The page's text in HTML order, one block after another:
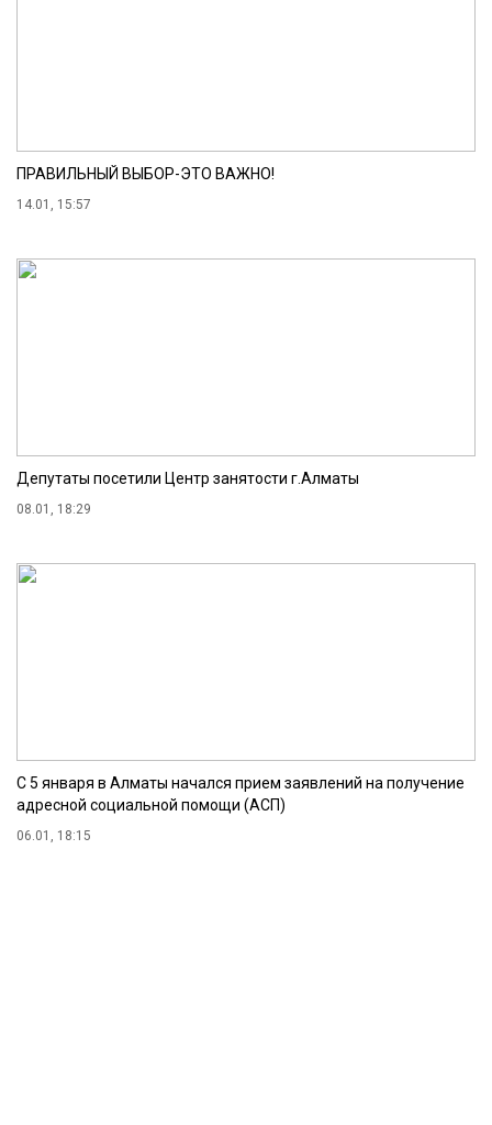
ПРАВИЛЬНЫЙ ВЫБОР-ЭТО ВАЖНО!
14.01, 15:57
Депутаты посетили Центр занятости г.Алматы
08.01, 18:29
С 5 января в Алматы начался прием заявлений на получение
адресной социальной помощи (АСП)
06.01, 18:15